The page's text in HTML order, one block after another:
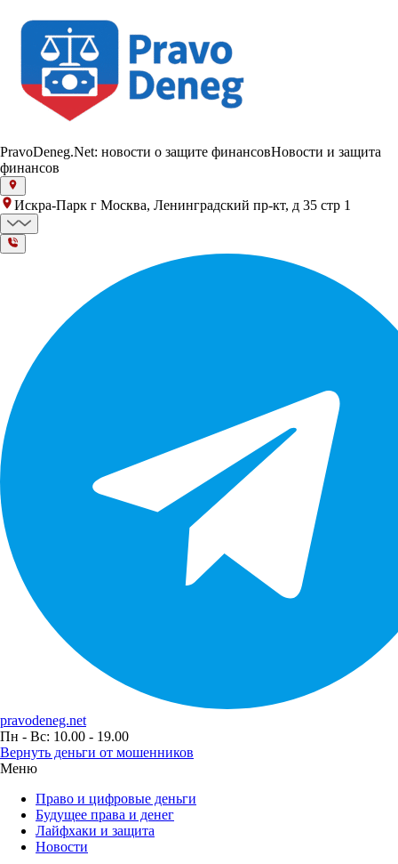
PravoDeneg.Net: новости о защите финансовНовости и защита
финансов
Искра-Парк г Москва, Ленинградский пр-кт, д 35 стр 1
pravodeneg.net
Пн - Вс: 10.00 - 19.00
Вернуть деньги от мошенников
Меню
Право и цифровые деньги
Будущее права и денег
Лайфхаки и защита
Новости